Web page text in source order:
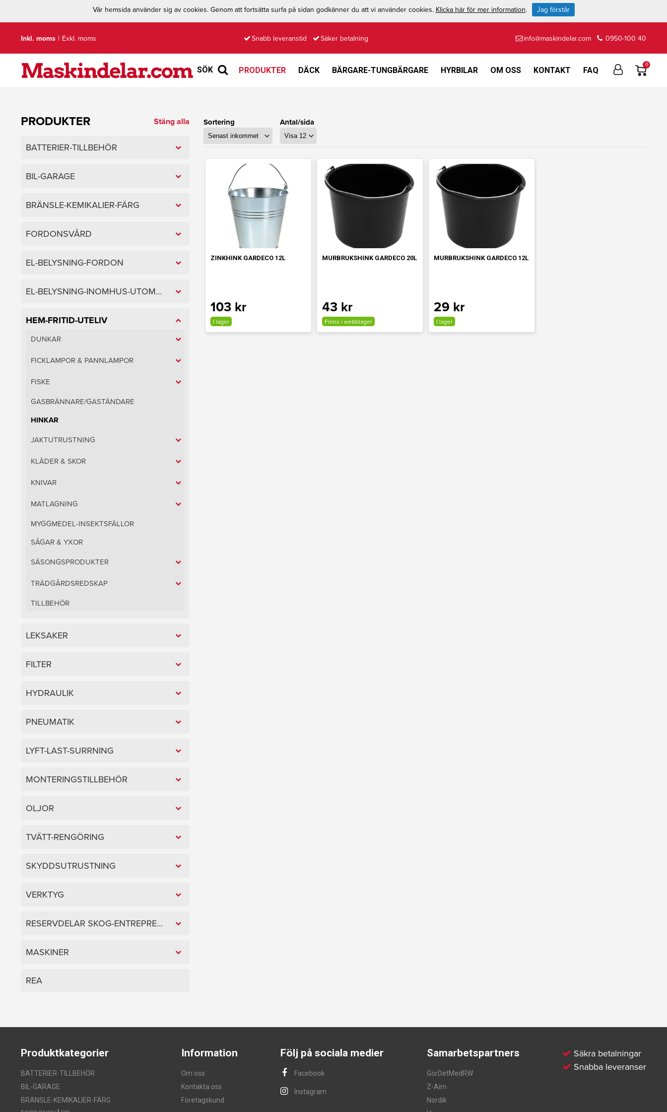
Inkl. moms | Exkl. moms Snabb leveranstid Säker betalning info@maskindelar.com 0950-100 40
SÖK PRODUKTER DÄCK BÄRGARE-TUNGBÄRGARE HYRBILAR OM OSS KONTAKT FAQ
0
PRODUKTER Stäng alla
BATTERIER-TILLBEHÖR
BIL-GARAGE
BRÄNSLE-KEMIKALIER-FÄRG
FORDONSVÅRD
EL-BELYSNING-FORDON
EL-BELYSNING-INOMHUS-UTOMHUS
HEM-FRITID-UTELIV
DUNKAR
FICKLAMPOR & PANNLAMPOR
FISKE
GASBRÄNNARE/GASTÄNDARE
HINKAR
JAKTUTRUSTNING
KLÄDER & SKOR
KNIVAR
MATLAGNING
MYGGMEDEL-INSEKTSFÄLLOR
SÅGAR & YXOR
SÄSONGSPRODUKTER
TRÄDGÅRDSREDSKAP
TILLBEHÖR
LEKSAKER
FILTER
HYDRAULIK
PNEUMATIK
LYFT-LAST-SURRNING
MONTERINGSTILLBEHÖR
OLJOR
TVÄTT-RENGÖRING
SKYDDSUTRUSTNING
VERKTYG
RESERVDELAR SKOG-ENTREPRENAD
MASKINER
REA
Sortering Antal/sida
ZINKHINK GARDECO 12L
103 kr
I lager
MURBRUKSHINK GARDECO 20L
43 kr
Finns i webblager
MURBRUKSHINK GARDECO 12L
29 kr
I lager
Produktkategorier
BATTERIER-TILLBEHÖR
BIL-GARAGE
BRÄNSLE-KEMIKALIER-FÄRG
Information
Om oss
Kontakta oss
Företagskund
Följ på sociala medier
Facebook
Instagram
Samarbetspartners
GörDetMedRW
Z-Aim
Nordik
Säkra betalningar
Snabba leveranser
Vår hemsida använder sig av cookies. Genom att fortsätta surfa på sidan godkänner du att vi använder cookies. Klicka här för mer information. Jag förstår